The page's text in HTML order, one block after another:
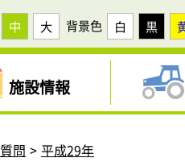
中 大 背景色 白 黒
施設情報
問 平成29年